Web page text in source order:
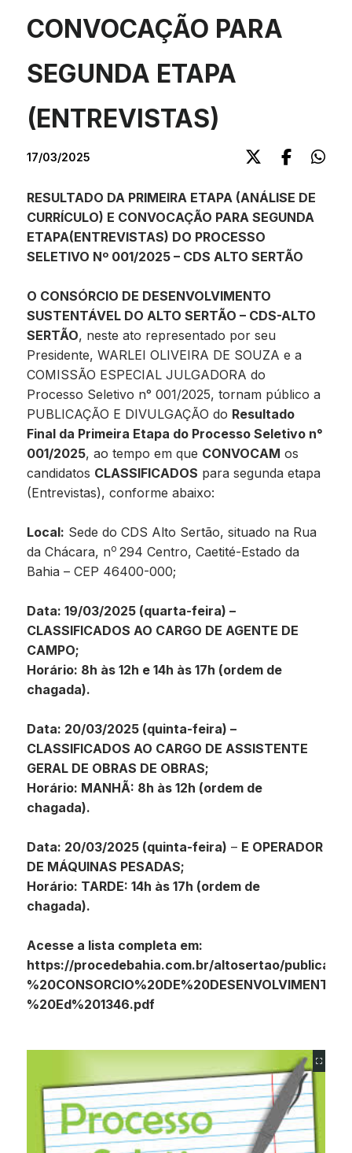
CONVOCAÇÃO PARA
SEGUNDA ETAPA
(ENTREVISTAS)
17/03/2025
RESULTADO DA PRIMEIRA ETAPA (ANÁLISE DE
CURRÍCULO) E CONVOCAÇÃO PARA SEGUNDA
ETAPA(ENTREVISTAS) DO PROCESSO
SELETIVO Nº 001/2025 – CDS ALTO SERTÃO
O CONSÓRCIO DE DESENVOLVIMENTO
SUSTENTÁVEL DO ALTO SERTÃO – CDS-ALTO
SERTÃO, neste ato representado por seu
Presidente, WARLEI OLIVEIRA DE SOUZA e a
COMISSÃO ESPECIAL JULGADORA do
Processo Seletivo n° 001/2025, tornam público a
PUBLICAÇÃO E DIVULGAÇÃO do Resultado
Final da Primeira Etapa do Processo Seletivo n°
001/2025, ao tempo em que CONVOCAM os
candidatos CLASSIFICADOS para segunda etapa
(Entrevistas), conforme abaixo:
Local: Sede do CDS Alto Sertão, situado na Rua
da Chácara, no 294 Centro, Caetité-Estado da
Bahia – CEP 46400-000;
Data: 19/03/2025 (quarta-feira) –
CLASSIFICADOS AO CARGO DE AGENTE DE
CAMPO;
Horário: 8h às 12h e 14h às 17h (ordem de
chagada).
Data: 20/03/2025 (quinta-feira) –
CLASSIFICADOS AO CARGO DE ASSISTENTE
GERAL DE OBRAS DE OBRAS;
Horário: MANHÃ: 8h às 12h (ordem de
chagada).
Data: 20/03/2025 (quinta-feira) – E OPERADOR
DE MÁQUINAS PESADAS;
Horário: TARDE: 14h às 17h (ordem de
chagada).
Acesse a lista completa em:
https://procedebahia.com.br/altosertao/
%20Ed%201346.pdf